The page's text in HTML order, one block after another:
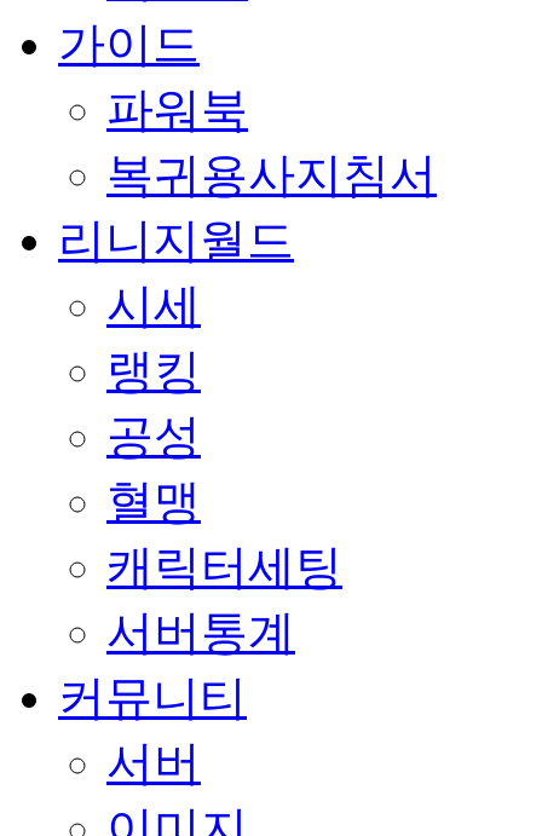
가이드
파워북
복귀용사지침서
리니지월드
시세
랭킹
공성
혈맹
캐릭터세팅
서버통계
커뮤니티
서버